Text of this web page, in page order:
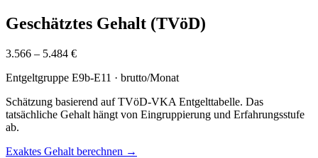
Geschätztes Gehalt (TVöD)
3.566 – 5.484 €
Entgeltgruppe E9b-E11 · brutto/Monat
Schätzung basierend auf TVöD-VKA Entgelttabelle. Das
tatsächliche Gehalt hängt von Eingruppierung und Erfahrungsstufe
ab.
Exaktes Gehalt berechnen →